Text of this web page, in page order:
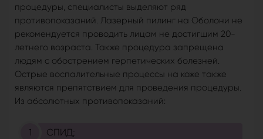
процедуры, специалисты выделяют ряд
противопоказаний. Лазерный пилинг на Оболони не
рекомендуется проводить лицам не достигшим 20-
летнего возраста. Также процедура запрещена
людям с обострением герпетических болезней.
Острые воспалительные процессы на коже также
являются препятствием для проведения процедуры.
Из абсолютных противопоказаний:
СПИД;